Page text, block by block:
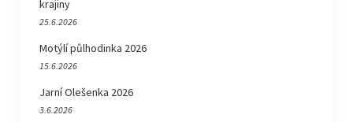
krajiny
25.6.2026
Motýlí půlhodinka 2026
15.6.2026
Jarní Olešenka 2026
3.6.2026